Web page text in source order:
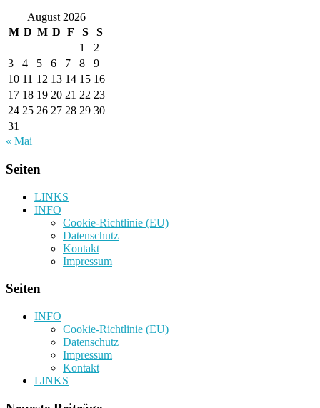
August 2026
M D M D F S
S
1
2
3
4 5 6 7 8
9
10 11 12 13 14 15 16
17 18 19 20 21 22 23
24 25 26 27 28 29 30
31
« Mai
Seiten
LINKS
INFO
Cookie-Richtlinie (EU)
Datenschutz
Kontakt
Impressum
Seiten
INFO
Cookie-Richtlinie (EU)
Datenschutz
Impressum
Kontakt
LINKS